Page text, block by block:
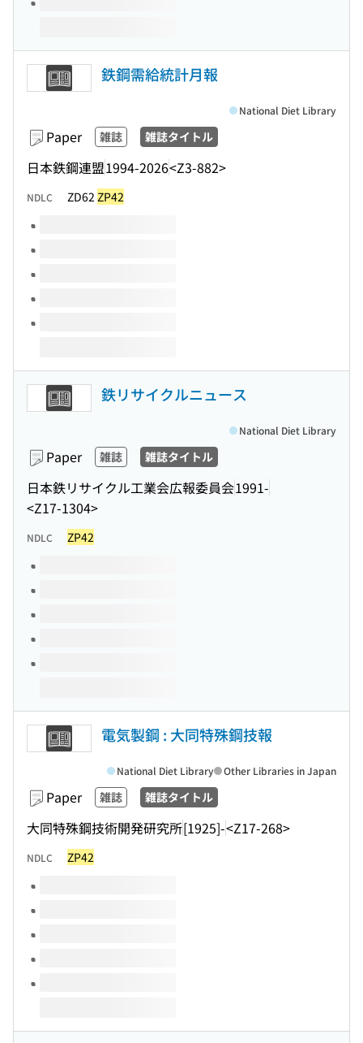
鉄鋼需給統計月報
Paper 雑誌 雑誌タイトル
日本鉄鋼連盟1994-2026<Z3-882>
National Diet Library
NDLC ZD62 ZP42
Volumes of this title
鉄リサイクルニュース
Paper 雑誌 雑誌タイトル
日本鉄リサイクル工業会広報委員会1991-
<Z17-1304>
National Diet Library
NDLC ZP42
Volumes of this title
電気製鋼 : 大同特殊鋼技報
Paper 雑誌 雑誌タイトル
大同特殊鋼技術開発研究所[1925]-<Z17-268>
National Diet Library Other Libraries in Japan
NDLC ZP42
Volumes of this title